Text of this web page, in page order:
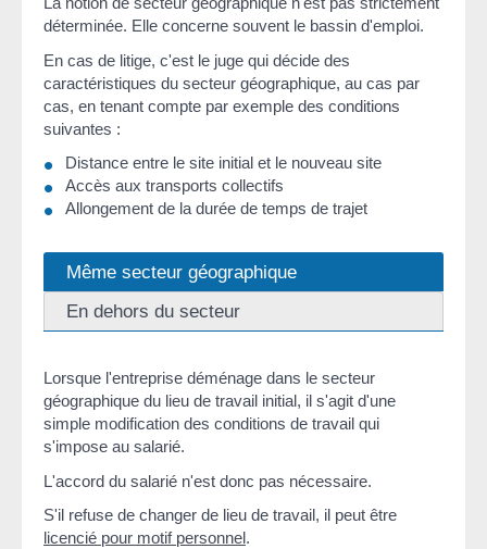
déterminée. Elle concerne souvent le bassin d'emploi.
En cas de litige, c'est le juge qui décide des
caractéristiques du secteur géographique, au cas par
cas, en tenant compte par exemple des conditions
suivantes :
Distance entre le site initial et le nouveau site
Accès aux transports collectifs
Allongement de la durée de temps de trajet
Même secteur géographique
En dehors du secteur
Lorsque l'entreprise déménage dans le secteur
géographique du lieu de travail initial, il s'agit d'une
simple modification des conditions de travail qui
s'impose au salarié.
L'accord du salarié n'est donc pas nécessaire.
S'il refuse de changer de lieu de travail, il peut être
licencié pour motif personnel.